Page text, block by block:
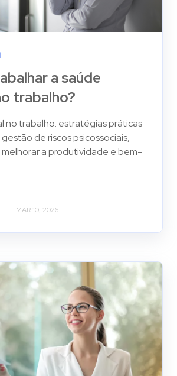
a saúde
trabalho?
no trabalho: estratégias práticas
de riscos psicossociais,
melhorar a produtividade e bem-
MAR 10, 2026